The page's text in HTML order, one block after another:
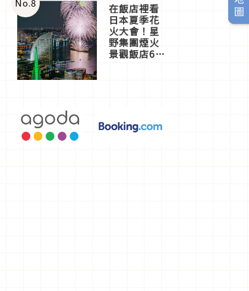
在飯店裡看
日本夏季花
火大會！星
野集團煙火
景觀飯店6